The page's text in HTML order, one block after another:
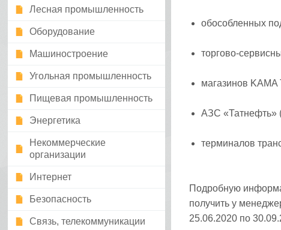
Лесная промышленность
Оборудование
Машиностроение
Угольная промышленность
Пищевая промышленность
Энергетика
Некоммерческие
организации
Интернет
Безопасность
Связь, телекоммуникации
обособленных
торгово-
магазинов KAMA
АЗС «Татнефть»
терминалов
Подробную
получить у
25.06.2020 по